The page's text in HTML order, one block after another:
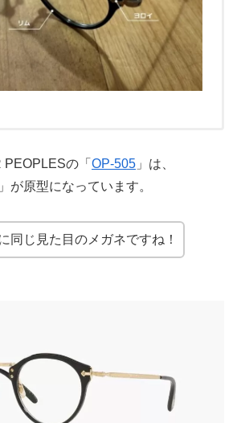
の「 OP-505 」は、
が原型になっています。
同じ見た目のメガネですね！